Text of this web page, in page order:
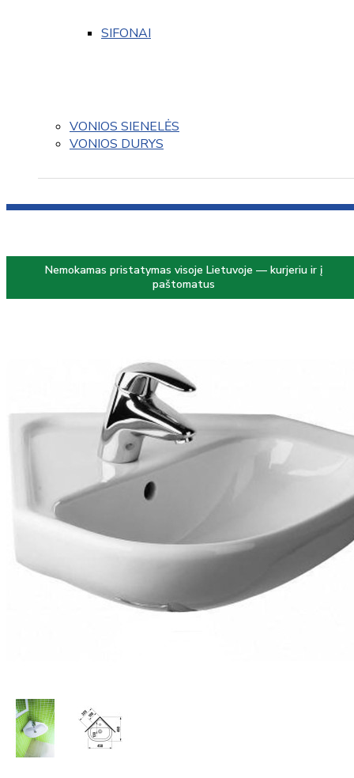
SIFONAI
VONIOS SIENELĖS
VONIOS DURYS
Nemokamas pristatymas visoje Lietuvoje — kurjeriu ir į
paštomatus